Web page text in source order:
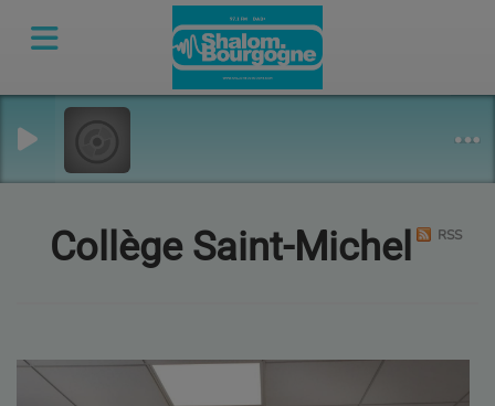
Collège Saint-Michel RSS